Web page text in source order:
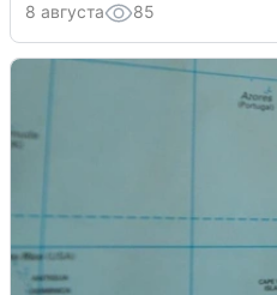
8 августа 85